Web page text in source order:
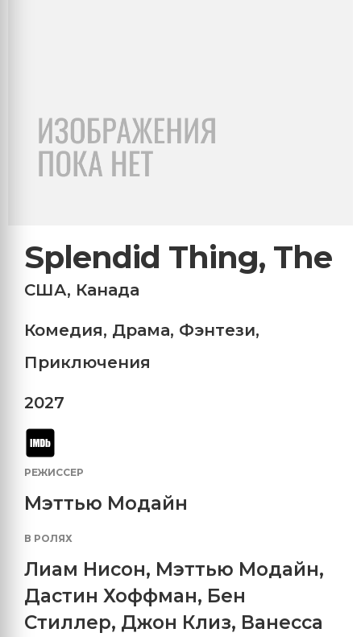
Splendid Thing, The
США, Канада
Комедия, Драма, Фэнтези,
Приключения
2027
РЕЖИССЕР
Мэттью Модайн
В РОЛЯХ
Лиам Нисон, Мэттью Модайн,
Дастин Хоффман, Бен
Стиллер, Джон Клиз, Ванесса